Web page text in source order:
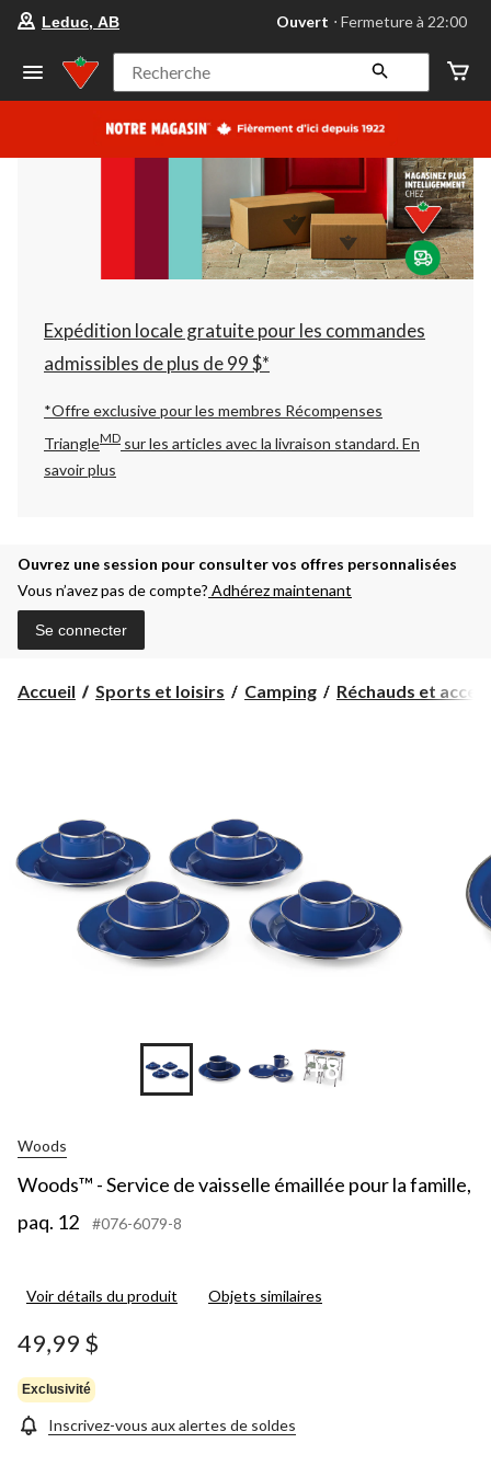
votre
préféré
Leduc,
AB,
courament
Fermeture
à
22:00
cliquer
pour
changer
Leduc, AB Ouvert ⋅ Fermeture à 22:00
Recherche
Expédition locale gratuite pour les commandes
admissibles de plus de 99 $*
*Offre exclusive pour les membres Récompenses
TriangleMD sur les articles avec la livraison standard.En
savoir plus
Ouvrez une session pour consulter vos offres personnalisées
Vous n’avez pas de compte? Adhérez maintenant
Se connecter
Accueil Sports et loisirs Camping Réchauds et
+8
Woods
Woods™ - Service de vaisselle émaillée pour la famille,
paq. 12
#076-6079-8
Voir détails du produit Objets similaires
49,99 $
Exclusivité
Inscrivez-vous aux alertes de soldes